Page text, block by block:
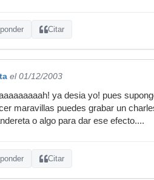
Citar
el 01/12/2003
ya desia yo! pues
maravillas puedes grabar un
o algo para dar ese efecto....
Citar